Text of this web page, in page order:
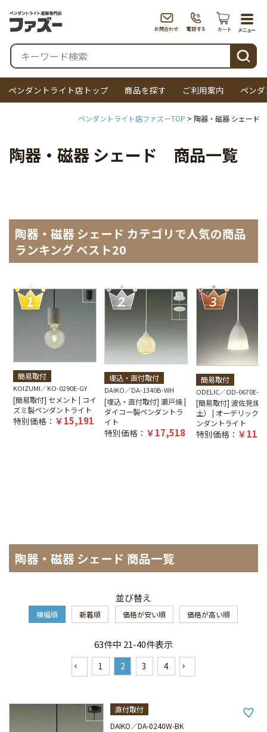
検索
ペンダントライト店トップ 商品を探す ご利用案内 ペン
ペンダントライト店ファズーTOP 陶器・磁器 シェード
陶器・磁器 シェード 商品一覧
陶器・磁器 シェード カテゴリで人気の商品
ランキング ベスト20
簡易取付
KOIZUMI KO-0290E-GY
[簡易取付] セメント | コイ
ズミ製ペンダントライト
特別価格： 15,191
埋込・直付取付
DAIKO DA-1340B-WH
[埋込・直付取付] 瀬戸焼 |
ダイコー製ペンダントラ
イト
特別価格： 17,518
簡易取付
ODELIC OD-0670E-
[簡易取付] 波佐見焼
土） | オーデリック
ンダントライト
特別価格：
陶器・磁器 シェード 商品一覧
並び替え
横幅順 新着順 価格が安い順 価格が高い順
63件中 21-40件表示
1 2 3 4
直付取付
DAIKO
DA-0240W-BK